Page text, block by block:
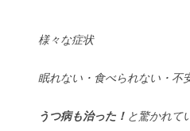
様々な症状
眠れない・食べられない・不
うつ病も治った！ と驚かれて